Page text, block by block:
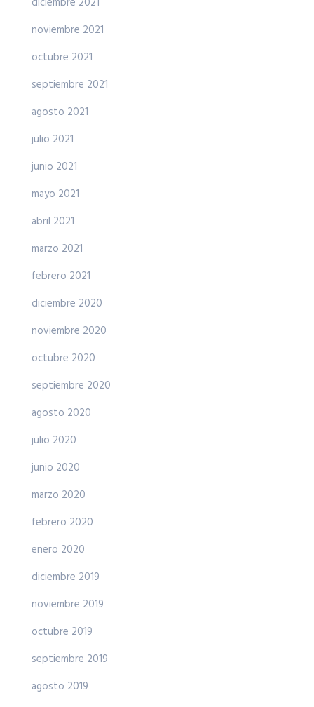
noviembre 2021
octubre 2021
septiembre 2021
agosto 2021
julio 2021
junio 2021
mayo 2021
abril 2021
marzo 2021
febrero 2021
diciembre 2020
noviembre 2020
octubre 2020
septiembre 2020
agosto 2020
julio 2020
junio 2020
marzo 2020
febrero 2020
enero 2020
diciembre 2019
noviembre 2019
octubre 2019
septiembre 2019
agosto 2019